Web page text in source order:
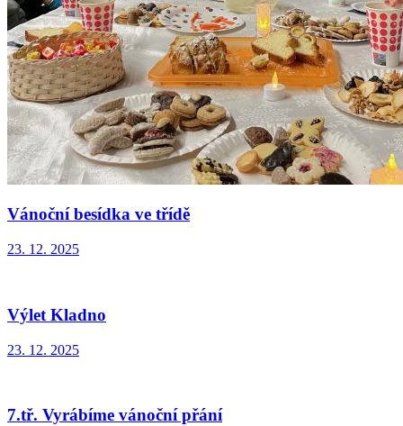
Vánoční besídka ve třídě
23. 12. 2025
Výlet Kladno
23. 12. 2025
7.tř. Vyrábíme vánoční přání